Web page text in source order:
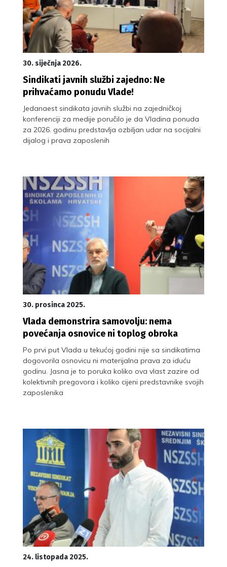
30. siječnja 2026.
Sindikati javnih službi zajedno: Ne
prihvaćamo ponudu Vlade!
Jedanaest sindikata javnih službi na zajedničkoj
konferenciji za medije poručilo je da Vladina ponuda
za 2026. godinu predstavlja ozbiljan udar na socijalni
dijalog i prava zaposlenih
30. prosinca 2025.
Vlada demonstrira samovolju: nema
povećanja osnovice ni toplog obroka
Po prvi put Vlada u tekućoj godini nije sa sindikatima
dogovorila osnovicu ni materijalna prava za iduću
godinu. Jasna je to poruka koliko ova vlast zazire od
kolektivnih pregovora i koliko cijeni predstavnike svojih
zaposlenika
24. listopada 2025.